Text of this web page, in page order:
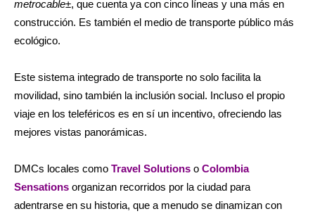
metrocable±­, que cuenta ya con cinco líneas y una más en
construcción. Es también el medio de transporte público más
ecológico.
Este sistema integrado de transporte no solo facilita la
movilidad, sino también la inclusión social. Incluso el propio
viaje en los teleféricos es en sí un incentivo, ofreciendo las
mejores vistas panorámicas.
DMCs locales como Travel Solutions o Colombia
Sensations organizan recorridos por la ciudad para
adentrarse en su historia, que a menudo se dinamizan con